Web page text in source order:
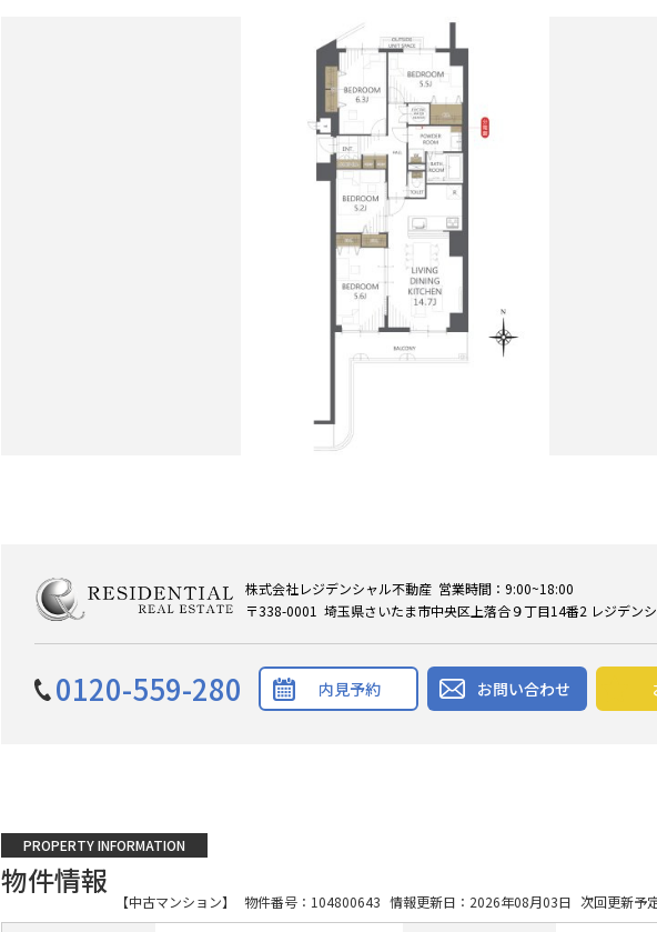
株式会社レジデンシャル不動産 営業時間：9:00~18:00
〒338-0001 埼玉県さいたま市中央区上落合９丁目14番2 レジデン
0120-559-280 内見予約 お問い合わせ
PROPERTY INFORMATION
物件情報
【中古マンション】 物件番号：104800643 情報更新日：2026年08月03日 次回更新予